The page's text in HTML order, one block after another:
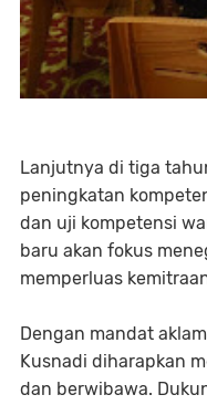
Lanjutnya di tiga
peningkatan
dan uji kompetensi
baru akan fokus
memperluas
Dengan mandat
Kusnadi diharapkan
dan berwibawa.